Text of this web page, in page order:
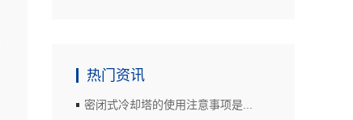
热门资讯
密闭式冷却塔的使用注意事项是...